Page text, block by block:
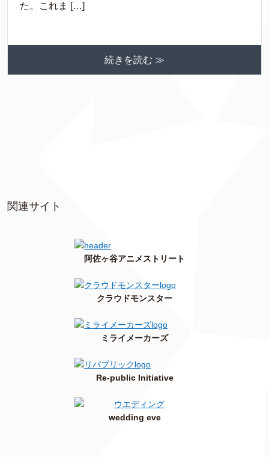
た。これま […]
続きを読む ≫
関連サイト
阿佐ヶ谷アニメストリート
クラウドモンスター
ミライメーカーズ
Re-public Initiative
wedding eve